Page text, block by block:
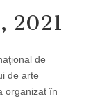
2021
de
de arte
organizat în